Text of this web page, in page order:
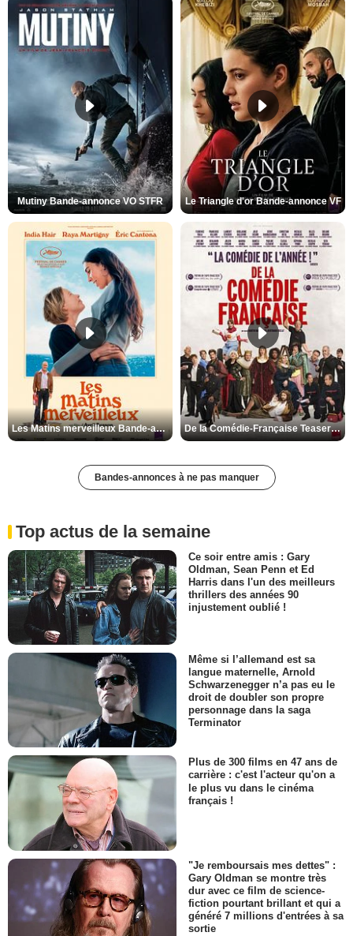
Mutiny Bande-annonce VO STFR Le Triangle d'or Bande-annonce VF
Les Matins merveilleux Bande-annonce VF De la Comédie-Française Teaser VF
Bandes-annonces à ne pas manquer
Top actus de la semaine
Ce soir entre amis : Gary
Oldman, Sean Penn et Ed
Harris dans l'un des meilleurs
thrillers des années 90
injustement oublié !
Même si l’allemand est sa
langue maternelle, Arnold
Schwarzenegger n’a pas eu le
droit de doubler son propre
personnage dans la saga
Terminator
Plus de 300 films en 47 ans de
carrière : c'est l'acteur qu'on a
le plus vu dans le cinéma
français !
"Je remboursais mes dettes" :
Gary Oldman se montre très
dur avec ce film de science-
fiction pourtant brillant et qui a
généré 7 millions d'entrées à sa
sortie